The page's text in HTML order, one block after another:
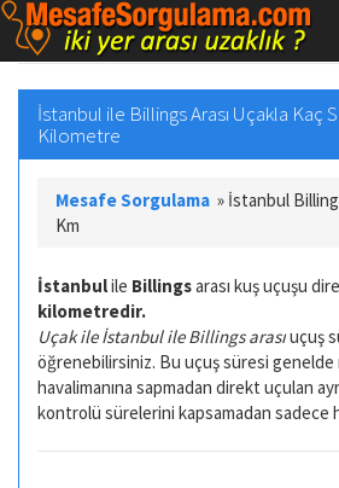
İstanbul ile Billings Arası Uçakla Kaç
Kilometre
Mesafe Sorgulama » İstanbul
Km
İstanbulile Billingsarası kuş uçuşu
kilometredir.
Uçak ile İstanbul ile Billings arasıuçuş
öğrenebilirsiniz. Bu uçuş süresi genelde
havalimanına sapmadan direkt uçulan
kontrolü sürelerini kapsamadan sadece